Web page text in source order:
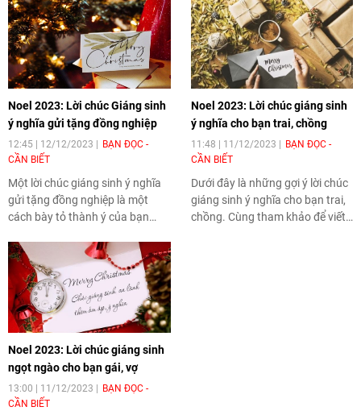
Noel 2023: Lời chúc Giáng sinh
ý nghĩa gửi tặng đồng nghiệp
12:45 | 12/12/2023
BẠN ĐỌC -
CẦN BIẾT
Một lời chúc giáng sinh ý nghĩa
gửi tặng đồng nghiệp là một
cách bày tỏ thành ý của bạn
đến những người đồng hành
cung bạn trong công việc. Cùng
tham khảo các mẫu dưới đây
nhé.
Noel 2023: Lời chúc giáng sinh
ý nghĩa cho bạn trai, chồng
11:48 | 11/12/2023
BẠN ĐỌC -
CẦN BIẾT
Dưới đây là những gợi ý lời chúc
giáng sinh ý nghĩa cho bạn trai,
chồng. Cùng tham khảo để viết
Noel 2023: Lời chúc giáng sinh
ngọt ngào cho bạn gái, vợ
13:00 | 11/12/2023
BẠN ĐỌC -
CẦN BIẾT